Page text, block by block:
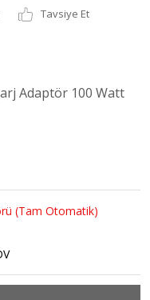
Tavsiye Et
Adaptör 100 Watt
(Tam Otomatik)